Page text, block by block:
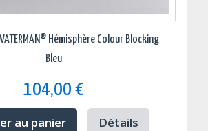
Hémisphère Colour Blocking
Bleu
104,00 €
au panier Détails